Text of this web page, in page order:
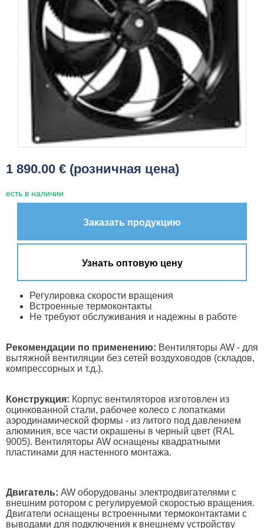
1 890.00 € (розничная цена)
есть в наличии
Заказать продукцию
Узнать оптовую цену
Регулировка скорости вращения
Встроенные термоконтакты
Не требуют обслуживания и надежны в работе
Рекомендации по применению: Вентиляторы AW - для
вытяжной вентиляции без сетей воздуховодов (складов,
компрессорных и т.д.).
Конструкция: Корпус вентиляторов изготовлен из
оцинкованной стали, рабочее колесо с лопатками
аэродинамической формы - из литого под давлением
алюминия, все части окрашены в черный цвет (RAL
9005). Вентиляторы AW оснащены квадратными
пластинами для настенного монтажа.
Двигатель: AW оборудованы электродвигателями с
внешним ротором с регулируемой скоростью вращения.
Двигатели оснащены встроенными термоконтактами с
выводами для подключения к внешнему устройству